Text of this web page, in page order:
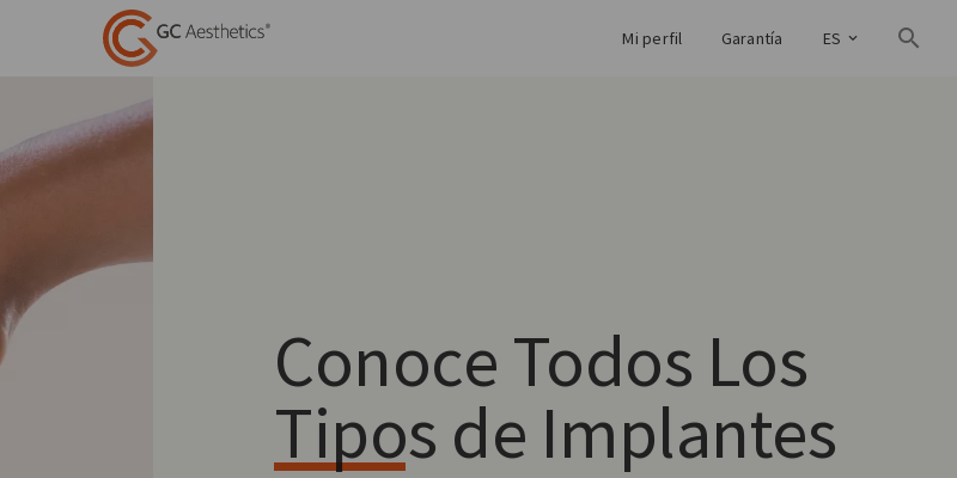
Mi perfil Garantía ES
Conoce Todos Los
Tipos de Implantes